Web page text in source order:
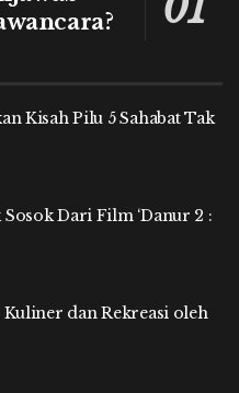
Kisah Pilu 5 Sahabat Tak
Dari Film ‘Danur 2 :
Kuliner dan Rekreasi oleh